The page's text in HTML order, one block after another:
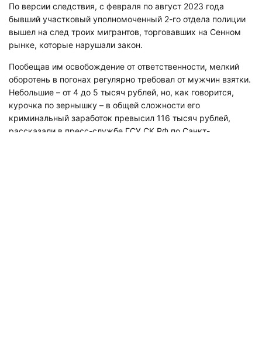
По версии следствия, с февраля по август 2023 года
бывший участковый уполномоченный 2-го отдела полиции
вышел на след троих мигрантов, торговавших на Сенном
рынке, которые нарушали закон.
Пообещав им освобождение от ответственности, мелкий
оборотень в погонах регулярно требовал от мужчин взятки.
Небольшие – от 4 до 5 тысяч рублей, но, как говорится,
курочка по зернышку – в общей сложности его
криминальный заработок превысил 116 тысяч рублей,
рассказали в пресс-службе ГСУ СК РФ по Санкт-